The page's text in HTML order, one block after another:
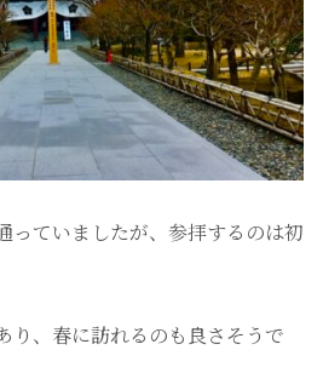
っていましたが、参拝するのは初
り、春に訪れるのも良さそうで